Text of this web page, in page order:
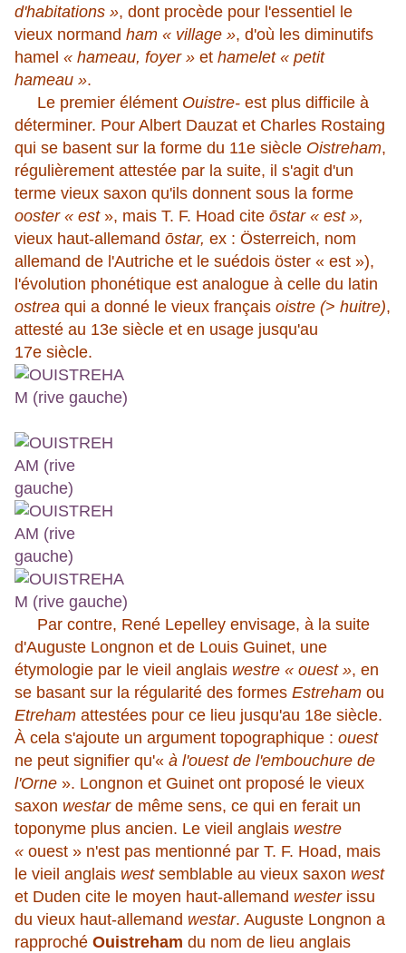
d'habitations », dont procède pour l'essentiel le
vieux normand ham « village », d'où les diminutifs
hamel « hameau, foyer » et hamelet « petit
hameau ».
Le premier élément Ouistre- est plus difficile à
déterminer. Pour Albert Dauzat et Charles Rostaing
qui se basent sur la forme du 11e siècle Oistreham,
régulièrement attestée par la suite, il s'agit d'un
terme vieux saxon qu'ils donnent sous la forme
ooster « est », mais T. F. Hoad cite ōstar« est »,
vieux haut-allemand ōstar, ex : Österreich, nom
allemand de l'Autriche et le suédois öster « est »),
l'évolution phonétique est analogue à celle du latin
ostrea qui a donné le vieux français oistre (> huitre),
attesté au 13e siècle et en usage jusqu'au
17e siècle.
Par contre, René Lepelley envisage, à la suite
d'Auguste Longnon et de Louis Guinet, une
étymologie par le vieil anglais westre « ouest », en
se basant sur la régularité des formes Estreham ou
Etreham attestées pour ce lieu jusqu'au 18e siècle.
À cela s'ajoute un argument topographique : ouest
ne peut signifier qu'« à l'ouest de l'embouchure de
l'Orne ». Longnon et Guinet ont proposé le vieux
saxon westarde même sens, ce qui en ferait un
toponyme plus ancien. Le vieil anglais westre
« ouest » n'est pas mentionné par T. F. Hoad, mais
le vieil anglais westsemblable au vieux saxon west
et Duden cite le moyen haut-allemand westerissu
du vieux haut-allemand westar. Auguste Longnon a
rapproché Ouistreham du nom de lieu anglais